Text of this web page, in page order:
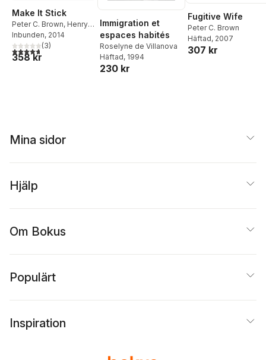
Make It Stick
Peter C. Brown, Henry
L. Roediger III,Mark A.
McDaniel
Inbunden, 2014
4,7utav 5 stjärnor. Totalt antal röster:
(3)
358 kr
Immigration et
espaces habités
Roselyne de Villanova
Häftad, 1994
230 kr
Fugitive Wife
Peter C. Brown
Häftad, 2007
307 kr
Mina sidor
Hjälp
Om Bokus
Populärt
Inspiration